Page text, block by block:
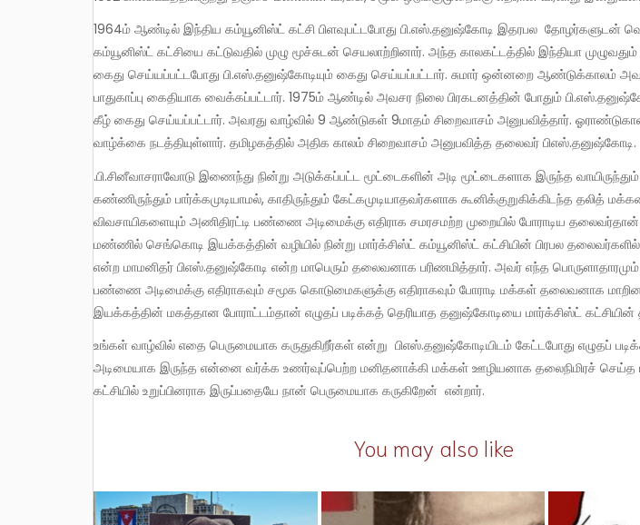
1964ம் ஆண்டில் இந்திய கம்யூனிஸ்ட் கட்சி பிளவுபட்டபோது பி.எஸ்.தனுஷ்கோடி இதரபல தோழர்களுடன் வெளியேறிவந்து மார்க்சிஸ்ட்
கம்யூனிஸ்ட் கட்சியை கட்டுவதில் முழு மூச்சுடன் செயலாற்றினார். அந்த காலகட்டத்தில் இந்தியா
கைது செய்யப்பட்டபோது பி.எஸ்.தனுஷ்கோடியும் கைது செய்யப்பட்டார். சுமார் ஒன்னறை ஆண்டுக்காலம்
பாதுகாப்பு கைதியாக வைக்கப்பட்டார். 1975ம் ஆண்டில் அவசர நிலை பிரகடனத்தின் போதும்
கீழ் கைது செய்யப்பட்டார். அவரது வாழ்வில் 9 ஆண்டுகள் 9மாதம் சிறைவாசம் அனுபவித்தார்.
வாழ்க்கை நடத்தியுள்ளார். தமிழகத்தில் அதிக காலம் சிறைவாசம் அனுபவித்த தலைவர் பிஎஸ்.தனுஷ்கோடி.
.பி.சினீவாசராவோடு இணைந்து நின்று அடுக்கப்பட்ட மூட்டைகளின் அடி மூட்டைகளாக இருந்த வாயிருந்தும் பேசமுடியாமல்,
கண்ணிருந்தும் பார்க்கமுடியாமல், காதிருந்தும் கேட்கமுடியாதவர்களாக கூனிக்குறுகிக்கிடந்த தலித்
விவசாயிகளையும் அணிதிரட்டி பண்ணை அடிமைக்கு எதிராக சமரசமற்ற முறையில் போராடிய
மண்ணில் செங்கொடி இயக்கத்தின் வழியில் நின்று மார்க்சிஸ்ட் கம்யூனிஸ்ட் கட்சியின் பிரபல
என்ற மாமனிதர் பிஎஸ்.தனுஷ்கோடி என்ற மாபெரும் தலைவனாக பரிணமித்தார். அவர் எந்த
பண்ணை அடிமைக்கு எதிராகவும் சமூக கொடுமைகளுக்கு எதிராகவும் போராடி மக்கள் தலைவனாக
இயக்கத்தின் மகத்தான போராட்டம்தான் எழுதப் படிக்கத் தெரியாத தனுஷ்கோடியை மார்க்சிஸ்ட் கட்சியின்
உங்கள் வாழ்வில் எதை பெருமையாக கருதுகிறீர்கள் என்று பிஎஸ்.தனுஷ்கோடியிடம் கேட்டபோது எழுதப் படிக்கத் தெரியாத பண்ணை
அடிமையாக இருந்த என்னை வர்க்க உணர்வுப்பெற்ற மனிதனாக்கி மக்கள் ஊழியனாக தலைநிமிரச் செய்த
கட்சியில் உறுப்பினராக இருப்பதையே நான் பெருமையாக கருகிறேன் என்றார்.
You may also like